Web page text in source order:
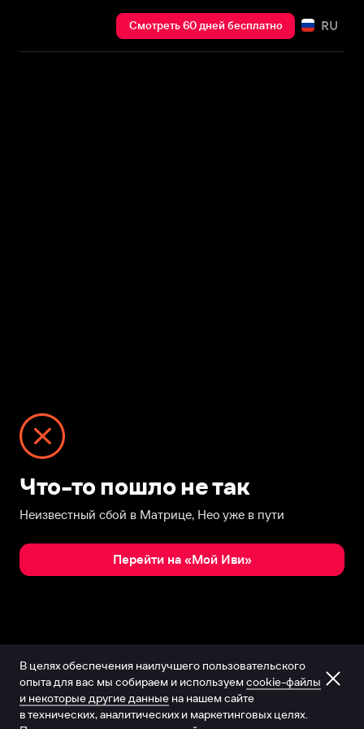
Смотреть 60 дней бесплатно RU
Что-то пошло не так
Неизвестный сбой в Матрице, Нео уже в пути
Перейти на «Мой Иви»
В целях обеспечения наилучшего пользовательского
опыта для вас мы собираем и используем cookie-файлы
и некоторые другие данные на нашем сайте
в технических, аналитических и маркетинговых целях.